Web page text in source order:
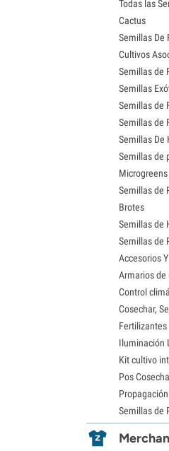
Todas las
Cactus
Semillas De
Cultivos
Semillas de
Semillas
Semillas de
Semillas de
Semillas De
Semillas de
Microgreens
Semillas de
Brotes
Semillas de
Semillas de
Accesorios
Armarios de
Control
Cosechar,
Fertilizantes
Iluminación
Kit cultivo
Pos Cosecha
Propagación
Semillas de